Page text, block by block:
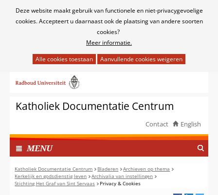
Cookies
Deze website maakt gebruik van functionele en niet-privacygevoelige
cookies. Accepteert u daarnaast ook de plaatsing van andere soorten
cookies?
Meer informatie.
het
van
cookies
deze
website
worden
toegestaan
of
geweigerd.
naar
inhoudKatholiek Documentatie Centrum
Contact English
MENUI
N
G
E
K
Katholiek Documentatie Centrum Bladeren
Archieven op thema
Kerkelijk en godsdienstig leven
Archivalia van instellingen
Stichting Het Graf van Sint Servaas
Privacy & Cookies